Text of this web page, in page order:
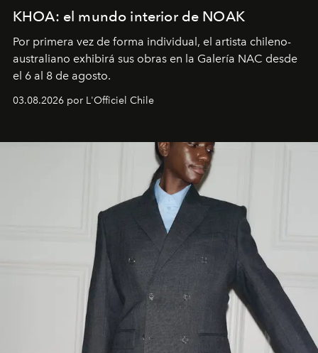
KHOA: el mundo interior de NOAK
Por primera vez de forma individual, el artista chileno-
australiano exhibirá sus obras en la Galería NAC desde
el 6 al 8 de agosto.
03.08.2026 por L'Officiel Chile